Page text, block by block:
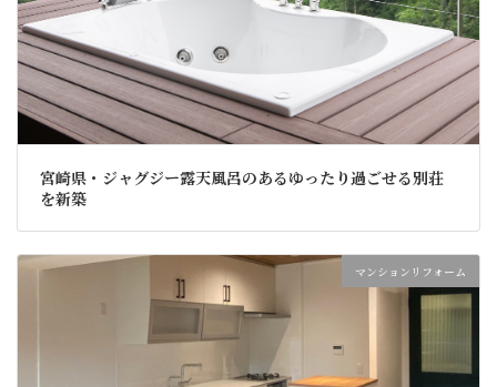
宮崎県・ジャグジー露天風呂のあるゆったり過ごせる別荘
を新築
マンションリフォーム